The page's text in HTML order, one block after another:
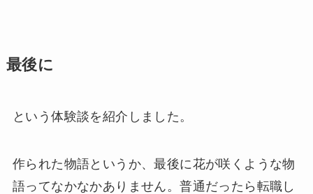
最後に
という体験談を紹介しました。
作られた物語というか、最後に花が咲くような物
語ってなかなかありません。普通だったら転職し